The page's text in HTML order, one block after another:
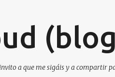
a que me sigáis y a compartir